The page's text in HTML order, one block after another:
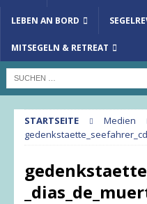
LEBEN AN BORD
MITSEGELN & RETREAT
STARTSEITE
Medien